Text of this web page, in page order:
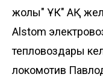
жолы" ҰК" АҚ
Alstom
тепловоздары
локомотив